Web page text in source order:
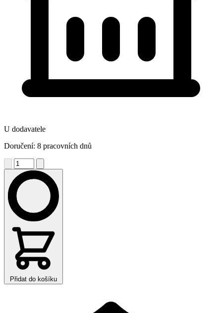
U dodavatele
Doručení: 8 pracovních dnů
Přidat do košíku